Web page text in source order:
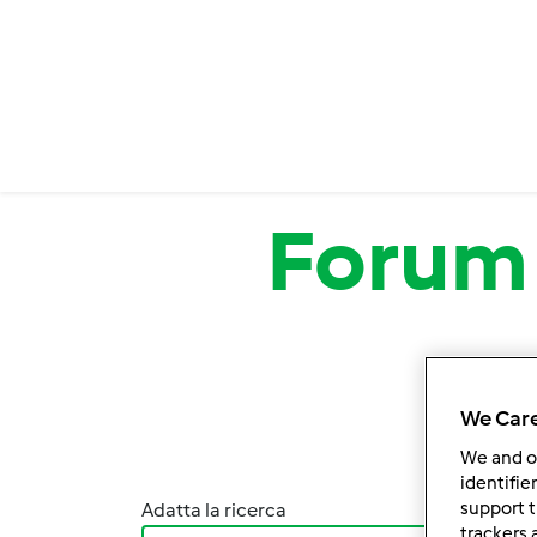
Forum
Adatta la ricerca
We
We and
support